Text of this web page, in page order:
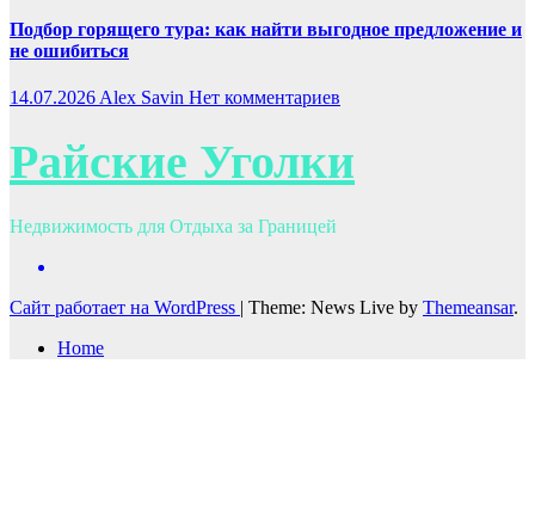
Подбор горящего тура: как найти выгодное предложение и
не ошибиться
14.07.2026 Alex Savin Нет комментариев
Райские Уголки
Недвижимость для Отдыха за Границей
Сайт работает на WordPress | Theme: News Live by Themeansar.
Home